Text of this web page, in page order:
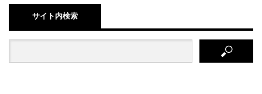
サイト内検索